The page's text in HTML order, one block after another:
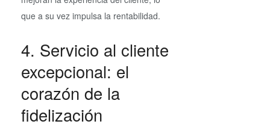
que a su vez impulsa la rentabilidad.
4. Servicio al cliente
excepcional: el
corazón de la
fidelización